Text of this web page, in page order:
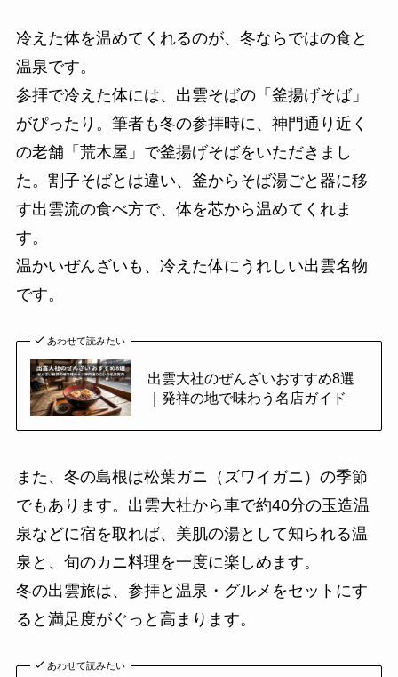
冷えた体を温めてくれるのが、冬ならではの食と
温泉です。
参拝で冷えた体には、出雲そばの「釜揚げそば」
がぴったり。筆者も冬の参拝時に、神門通り近く
の老舗「荒木屋」で釜揚げそばをいただきまし
た。割子そばとは違い、釜からそば湯ごと器に移
す出雲流の食べ方で、体を芯から温めてくれま
す。
温かいぜんざいも、冷えた体にうれしい出雲名物
です。
あわせて読みたい
出雲大社のぜんざいおすすめ8選
｜発祥の地で味わう名店ガイド
また、冬の島根は松葉ガニ（ズワイガニ）の季節
でもあります。出雲大社から車で約40分の玉造温
泉などに宿を取れば、美肌の湯として知られる温
泉と、旬のカニ料理を一度に楽しめます。
冬の出雲旅は、参拝と温泉・グルメをセットにす
ると満足度がぐっと高まります。
あわせて読みたい